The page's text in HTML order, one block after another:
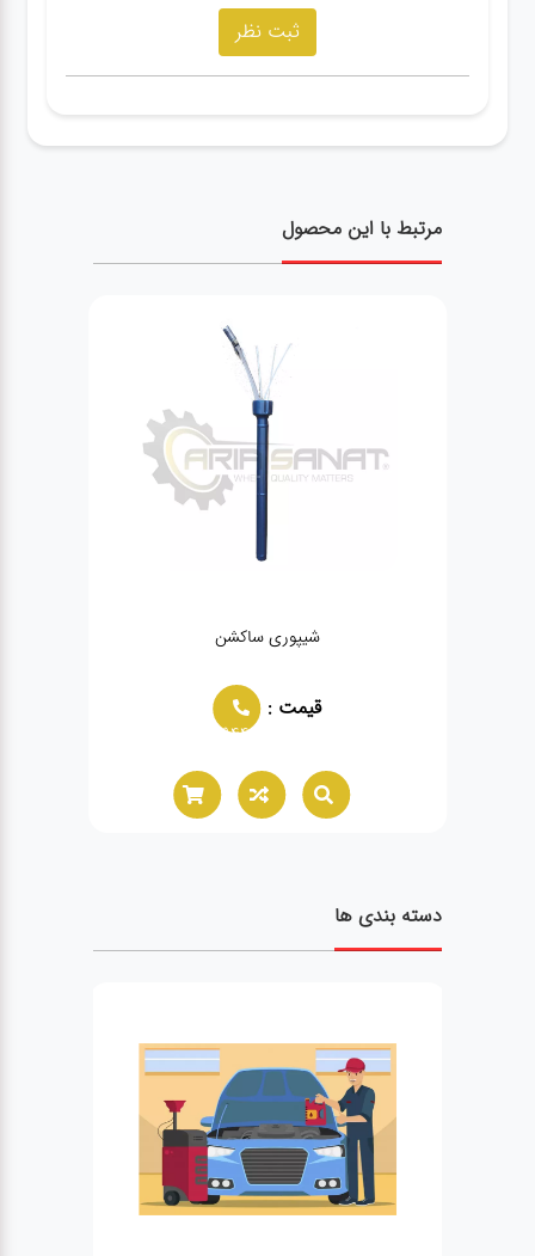
مرتبط با این محصول
شیپوری ساکشن
قیمت :
02166021944
دسته بندی ها